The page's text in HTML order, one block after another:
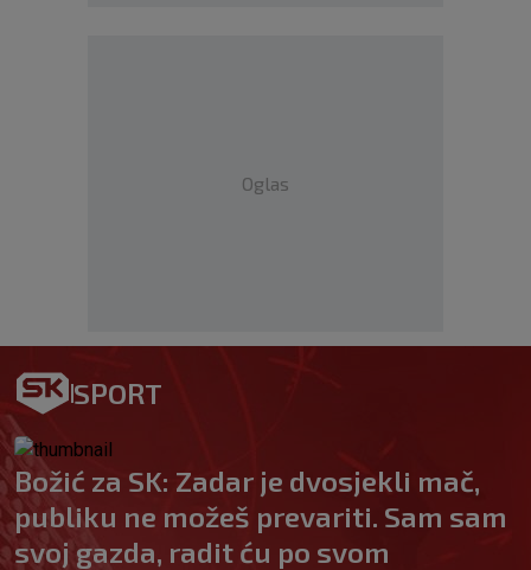
Oglas
SPORT
Božić za SK: Zadar je dvosjekli mač,
publiku ne možeš prevariti. Sam sam
svoj gazda, radit ću po svom